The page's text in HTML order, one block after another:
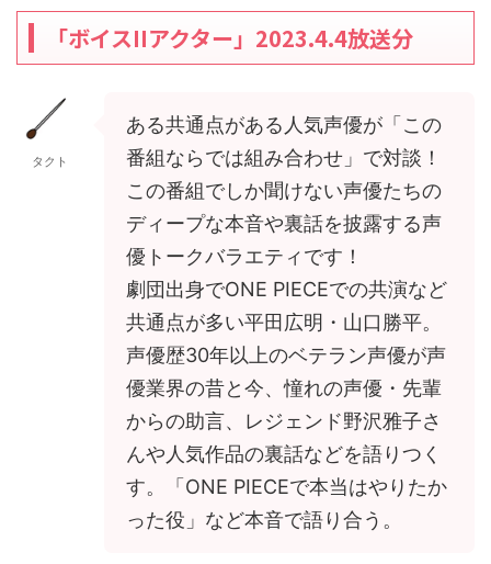
「ボイスIIアクター」2023.4.4放送分
タクト
ある共通点がある人気声優が「この
番組ならでは組み合わせ」で対談！
この番組でしか聞けない声優たちの
ディープな本音や裏話を披露する声
優トークバラエティです！
劇団出身でONE PIECEでの共演など
共通点が多い平田広明・山口勝平。
声優歴30年以上のベテラン声優が声
優業界の昔と今、憧れの声優・先輩
からの助言、レジェンド野沢雅子さ
んや人気作品の裏話などを語りつく
す。「ONE PIECEで本当はやりたか
った役」など本音で語り合う。